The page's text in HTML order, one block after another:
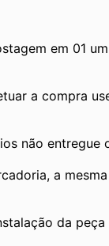
em 01
a compra
não entregue
a
da